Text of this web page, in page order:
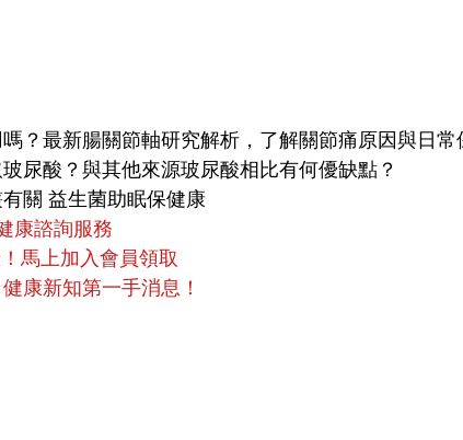
？最新腸關節軸研究解析，了解關節痛原因與日常
尿酸？與其他來源玻尿酸相比有何優缺點？
關 益生菌助眠保健康
康諮詢服務
馬上加入會員領取
康新知第一手消息！